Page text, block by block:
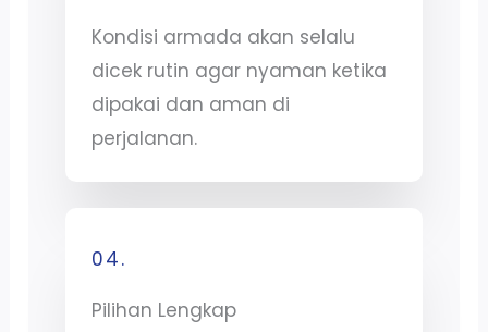
Kondisi armada akan selalu
dicek rutin agar nyaman ketika
dipakai dan aman di
perjalanan.
04.
Pilihan Lengkap